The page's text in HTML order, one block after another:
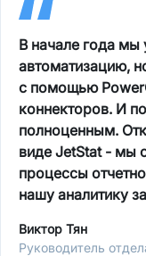
В начале года мы
автоматизацию,
с помощью
коннекторов. И
полноценным.
виде JetStat - мы
процессы
нашу аналитику
Виктор Тян
Руководитель